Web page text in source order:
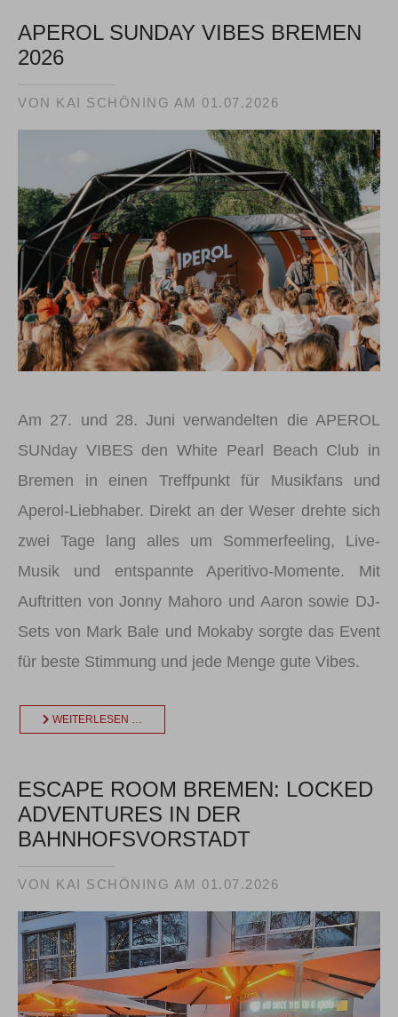
APEROL SUNDAY VIBES BREMEN
2026
VON KAI SCHÖNING AM 01.07.2026
Am 27. und 28. Juni verwandelten die APEROL
SUNday VIBES den White Pearl Beach Club in
Bremen in einen Treffpunkt für Musikfans und
Aperol-Liebhaber. Direkt an der Weser drehte sich
zwei Tage lang alles um Sommerfeeling, Live-
Musik und entspannte Aperitivo-Momente. Mit
Auftritten von Jonny Mahoro und Aaron sowie DJ-
Sets von Mark Bale und Mokaby sorgte das Event
für beste Stimmung und jede Menge gute Vibes.
WEITERLESEN …
ESCAPE ROOM BREMEN: LOCKED
ADVENTURES IN DER
BAHNHOFSVORSTADT
VON KAI SCHÖNING AM 01.07.2026